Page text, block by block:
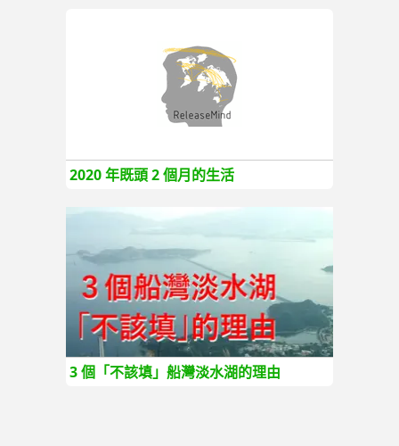
2020 年既頭 2 個月的生活
3 個「不該填」船灣淡水湖的理由